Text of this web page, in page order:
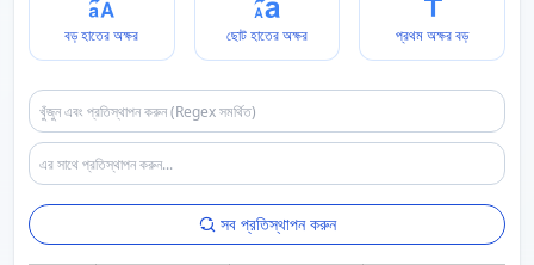
বড় হাতের অক্ষর ছোট হাতের অক্ষর প্রথম অক্ষর বড়
সব প্রতিস্থাপন করুন